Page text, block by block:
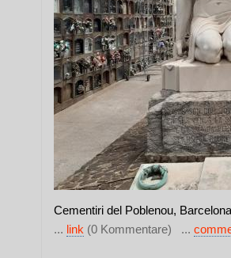
Cementiri del Poblenou, Barcelona
... link (0 Kommentare) ...